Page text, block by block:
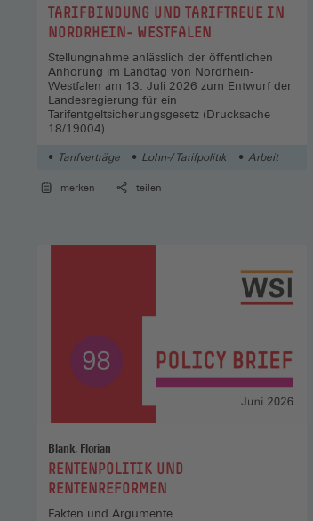
:
TARIFBINDUNG UND TARIFTREUE IN
NORDRHEIN- WESTFALEN
Stellungnahme anlässlich der öffentlichen
Anhörung im Landtag von Nordrhein-
Westfalen am 13. Juli 2026 zum Entwurf der
Landesregierung für ein
Tarifentgeltsicherungsgesetz (Drucksache
18/19004)
Tarifverträge Lohn-/ Tarifpolitik Arbeit
merken teilen
Blank, Florian
:RENTENPOLITIK UND
RENTENREFORMEN
Fakten und Argumente